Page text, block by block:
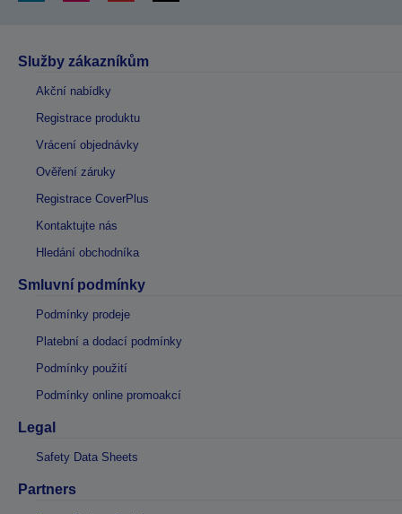
Služby zákazníkům
Akční nabídky
Registrace produktu
Vrácení objednávky
Ověření záruky
Registrace CoverPlus
Kontaktujte nás
Hledání obchodníka
Smluvní podmínky
Podmínky prodeje
Platební a dodací podmínky
Podmínky použití
Podmínky online promoakcí
Legal
Safety Data Sheets
Partners